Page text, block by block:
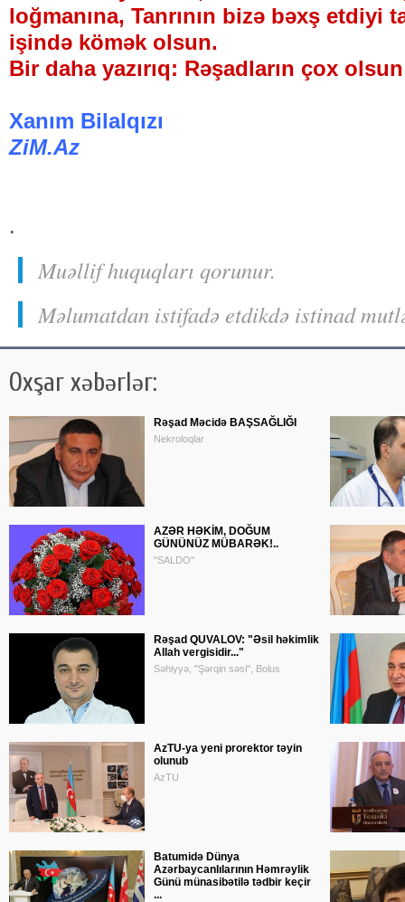
loğmanına, Tanrının bizə bəxş etdiyi
işində kömək olsun.
Bir daha yazırıq: Rəşadların çox
Xanım Bilalqızı
ZiM.Az
.
Muəllif huquqları qorunur.
Məlumatdan istifadə etdikdə istinad
Oxşar xəbərlər:
Rəşad Məcidə BAŞSAĞLIĞI
Nekroloqlar
AZƏR HƏKİM, DOĞUM
GÜNÜNÜZ MÜBARƏK!..
"SALDO"
Rəşad QUVALOV: "Əsil həkimlik
Allah vergisidir..."
Səhiyyə, "Şərqin səsi", Bolus
AzTU-ya yeni prorektor təyin
olunub
AzTU
Batumidə Dünya
Azərbaycanlılarının Həmrəylik
Günü münasibətilə tədbir keçir
...